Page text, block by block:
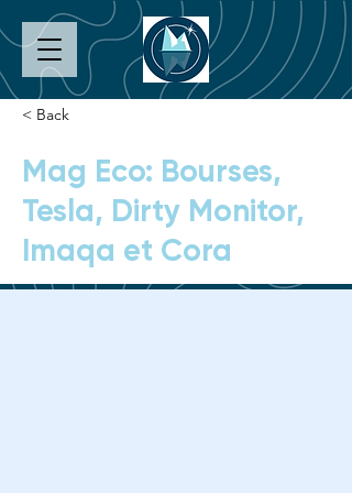
< Back
Mag Eco: Bourses,
Tesla, Dirty Monitor,
Imaqa et Cora